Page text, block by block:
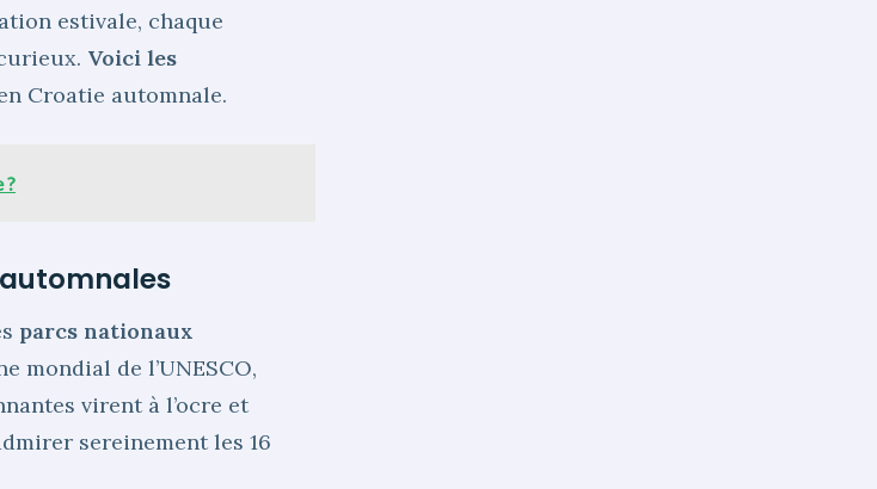
estivale, chaque
Voici les
Croatie automnale.
?
parcs nationaux
mondial de l’UNESCO,
virent à l’ocre et
sereinement les 16